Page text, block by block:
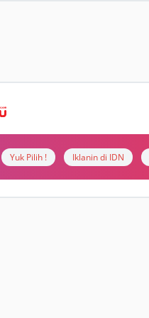
Yuk Pilih ! Iklanin di IDN